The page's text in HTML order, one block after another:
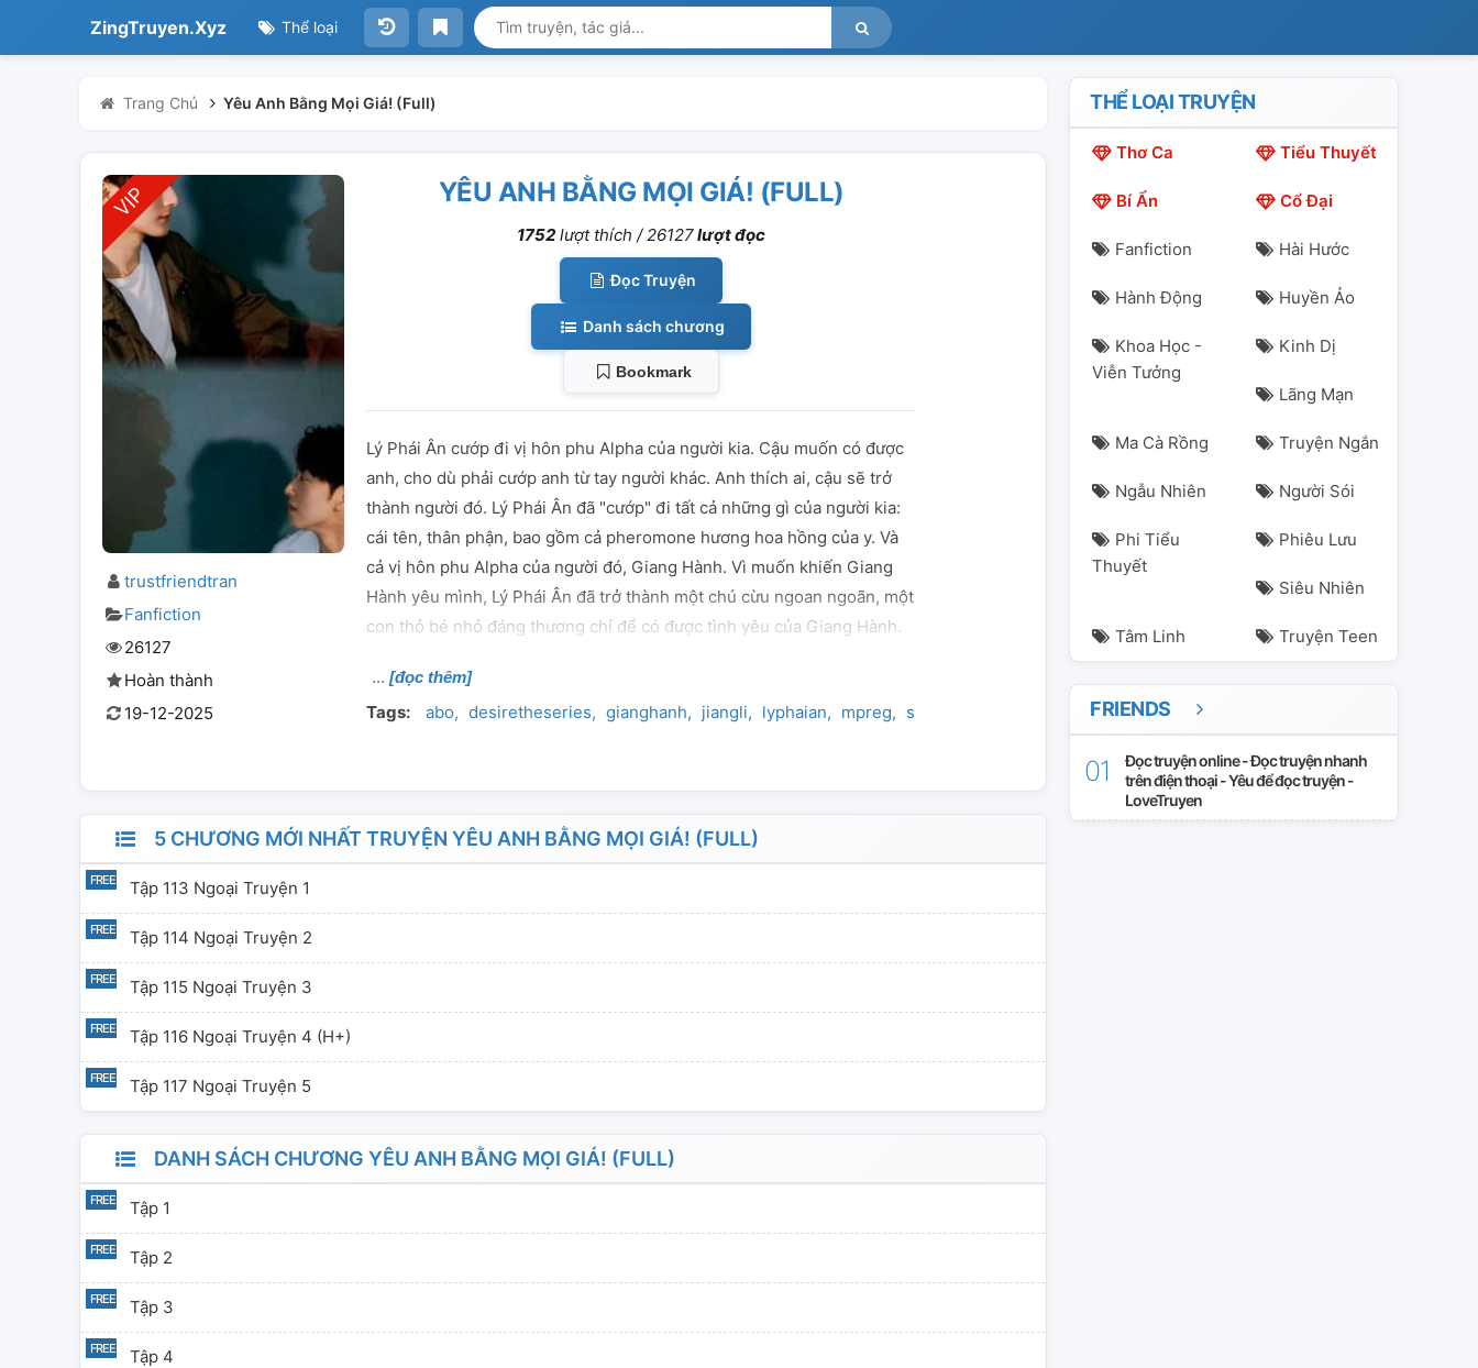
ZingTruyen.Xyz Thể loại
Trang Chủ Yêu Anh Bằng Mọi Giá! (Full)
trustfriendtran
Fanfiction
26127
Hoàn thành
19-12-2025
YÊU ANH BẰNG MỌI GIÁ! (FULL)
1752 lượt thích /26127lượt đọc
Đọc Truyện
Danh sách chương
Bookmark
Lý Phái Ân cướp đi vị hôn phu Alpha của người kia. Cậu muốn có được
anh, cho dù phải cướp anh từ tay người khác. Anh thích ai, cậu sẽ trở
thành người đó. Lý Phái Ân đã "cướp" đi tất cả những gì của người kia:
cái tên, thân phận, bao gồm cả pheromone hương hoa hồng của y. Và
cả vị hôn phu Alpha của người đó, Giang Hành. Vì muốn khiến Giang
Hành yêu mình, Lý Phái Ân đã trở thành một chú cừu ngoan ngoãn, một
con thỏ bé nhỏ đáng thương chỉ để có được tình yêu của Giang Hành.
âm thầm bung nở. Lý Phái Ân, cậu có biết không? Người bị cậu cướp đi
tin tức tố lại một lần nữa tự sát không thành. Giang Hành, anh có biết
[đọc thêm]
Tags: abo desiretheseries gianghanh jiangli lyphaian mpreg sinhtuvan
5 CHƯƠNG MỚI NHẤT TRUYỆN YÊU ANH BẰNG MỌI GIÁ! (FULL)
Tập 113 Ngoại Truyện 1
Tập 114 Ngoại Truyện 2
Tập 115 Ngoại Truyện 3
Tập 116 Ngoại Truyện 4 (H+)
Tập 117 Ngoại Truyện 5
DANH SÁCH CHƯƠNG YÊU ANH BẰNG MỌI GIÁ! (FULL)
Tập 1
Tập 2
Tập 3
Tập 4
THỂ LOẠI TRUYỆN
Thơ Ca Tiểu Thuyết
Bí Ẩn Cổ Đại
Fanfiction Hài Hước
Hành Động Huyền Ảo
Khoa Học -
Viễn Tưởng
Kinh Dị
Lãng Mạn
Ma Cà Rồng Truyện Ngắn
Ngẫu Nhiên Người Sói
Phi Tiểu
Thuyết
Phiêu Lưu
Siêu Nhiên
Tâm Linh Truyện Teen
FRIENDS
Đọc truyện online - Đọc truyện nhanh
trên điện thoại - Yêu để đọc truyện -
LoveTruyen